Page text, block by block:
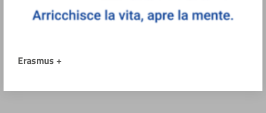
Erasmus +